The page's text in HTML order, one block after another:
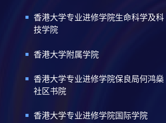
香港大学专业进修学院生命科学及科
技学院
香港大学附属学院
香港大学专业进修学院保良局何鸿燊
社区书院
香港大学专业进修学院国际学院